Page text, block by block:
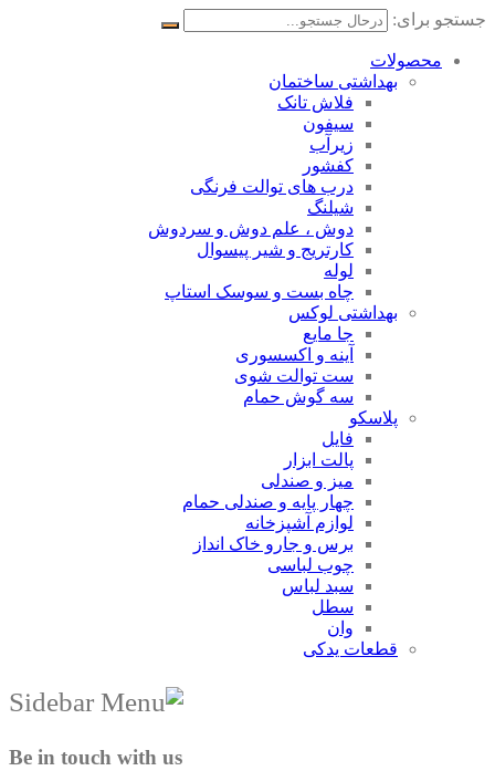
جستجو برای:
محصولات
بهداشتی ساختمان
فلاش تانک
سیفون
زیرآب
کفشور
درب های توالت فرنگی
شیلنگ
دوش ، علم دوش و سردوش
کارتریج و شیر پیسوال
لوله
چاه بست و سوسک استاپ
بهداشتی لوکس
جا مایع
آینه و اکسسوری
ست توالت شوی
سه گوش حمام
پلاسکو
فایل
پالت ابزار
میز و صندلی
چهار پایه و صندلی حمام
لوازم آشپزخانه
برس و جارو خاک انداز
چوب لباسی
سبد لباس
سطل
وان
قطعات یدکی
Be in touch with us